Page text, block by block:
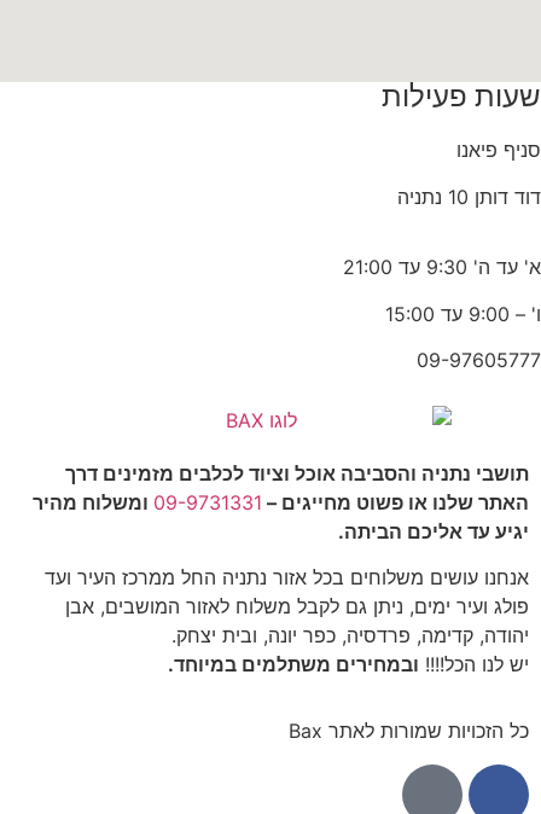
שעות פעילות
סניף פיאנו
דוד דותן 10 נתניה
א' עד ה' 9:30 עד 21:00
ו' – 9:00 עד 15:00
09-97605777
תושבי נתניה והסביבה אוכל וציוד לכלבים מזמינים דרך
האתר שלנו או פשוט מחייגים – 09-9731331 ומשלוח מהיר
יגיע עד אליכם הביתה.
אנחנו עושים משלוחים בכל אזור נתניה החל ממרכז העיר ועד
פולג ועיר ימים, ניתן גם לקבל משלוח לאזור המושבים, אבן
יהודה, קדימה, פרדסיה, כפר יונה, ובית יצחק.
יש לנו הכל!!!! ובמחירים משתלמים במיוחד.
כל הזכויות שמורות לאתר Bax